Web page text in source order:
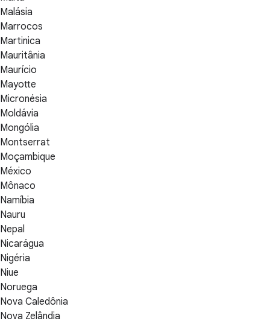
Malásia
Marrocos
Martinica
Mauritânia
Maurício
Mayotte
Micronésia
Moldávia
Mongólia
Montserrat
Moçambique
México
Mônaco
Namíbia
Nauru
Nepal
Nicarágua
Nigéria
Niue
Noruega
Nova Caledônia
Nova Zelândia